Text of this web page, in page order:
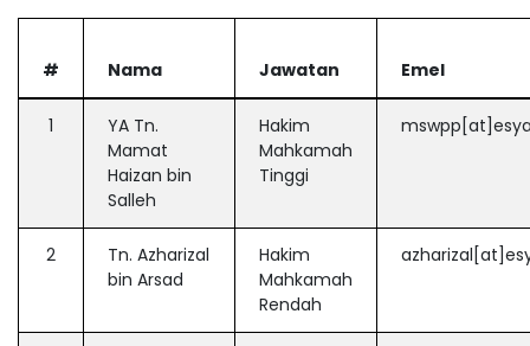
# Nama Jawatan Emel
1
YA Tn.
Mamat
Haizan bin
Salleh
Hakim
Mahkamah
Tinggi
2
Tn. Azharizal
bin Arsad
Hakim
Mahkamah
Rendah